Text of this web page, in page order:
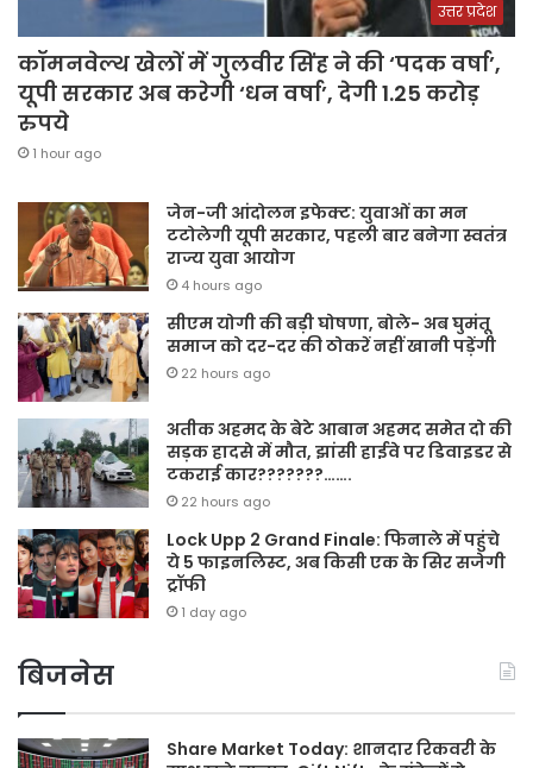
उत्तर प्रदेश
कॉमनवेल्थ खेलों में गुलवीर सिंह ने की ‘पदक वर्षा’,
यूपी सरकार अब करेगी ‘धन वर्षा’, देगी 1.25 करोड़
रुपये
1 hour ago
जेन-जी आंदोलन इफेक्ट: युवाओं का मन
टटोलेगी यूपी सरकार, पहली बार बनेगा स्वतंत्र
राज्य युवा आयोग
4 hours ago
सीएम योगी की बड़ी घोषणा, बोले- अब घुमंतू
समाज को दर-दर की ठोकरें नहीं खानी पड़ेंगी
22 hours ago
अतीक अहमद के बेटे आबान अहमद समेत दो की
सड़क हादसे में मौत, झांसी हाईवे पर डिवाइडर से
टकराई कार???????…….
22 hours ago
Lock Upp 2 Grand Finale: फिनाले में पहुंचे
ये 5 फाइनलिस्ट, अब किसी एक के सिर सजेगी
ट्रॉफी
1 day ago
बिजनेस
Share Market Today: शानदार रिकवरी के